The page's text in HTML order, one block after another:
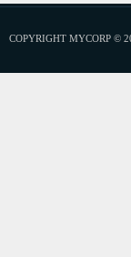
COPYRIGHT MYCORP ©